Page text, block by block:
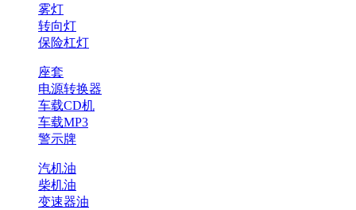
雾灯
转向灯
保险杠灯
座套
电源转换器
车载CD机
车载MP3
警示牌
汽机油
柴机油
变速器油